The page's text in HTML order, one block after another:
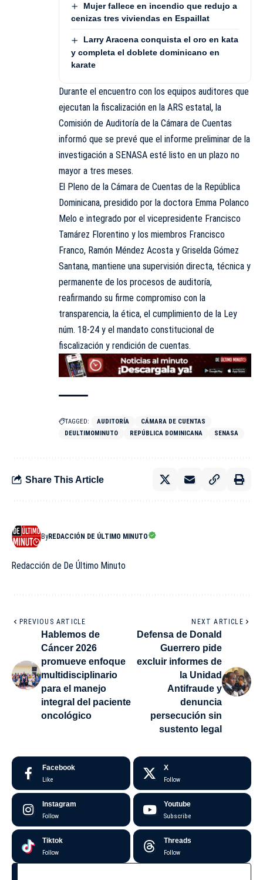
Mujer fallece en incendio que redujo a
cenizas tres viviendas en Espaillat
Larry Aracena conquista el oro en kata
y completa el doblete dominicano en
karate
Durante el encuentro con los equipos auditores que
ejecutan la fiscalización en la ARS estatal, la
Comisión de Auditoría de la Cámara de Cuentas
informó que se prevé que el informe preliminar de la
investigación a SENASA esté listo en un plazo no
mayor a tres meses.
El Pleno de la Cámara de Cuentas de la República
Dominicana, presidido por la doctora Emma Polanco
Melo e integrado por el vicepresidente Francisco
Tamárez Florentino y los miembros Francisco
Franco, Ramón Méndez Acosta y Griselda Gómez
Santana, mantiene una supervisión directa, técnica y
permanente de los procesos de auditoría,
reafirmando su firme compromiso con la
transparencia, la ética, el cumplimiento de la Ley
núm. 18-24 y el mandato constitucional de
fiscalización y rendición de cuentas.
TAGGED: AUDITORÍA
CÁMARA DE CUENTAS
DEULTIMOMINUTO
REPÚBLICA DOMINICANA SENASA
Share This Article
ByREDACCIÓN DE ÚLTIMO MINUTO
Redacción de De Último Minuto
PREVIOUS ARTICLE
Hablemos de
Cáncer 2026
promueve enfoque
multidisciplinario
para el manejo
integral del paciente
oncológico
NEXT ARTICLE
Defensa de Donald
Guerrero pide
excluir informes de
la Unidad
Antifraude y
denuncia
persecución sin
sustento legal
Facebook
Like
X
Follow
Instagram
Follow
Youtube
Subscribe
Tiktok
Follow
Threads
Follow